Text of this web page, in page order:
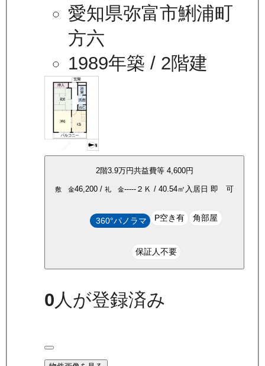
愛知県弥富市鯏浦町
方六
1989年築 / 2階建
2階3.9万円共益費等 4,600円
敷 金46,200 / 礼 金----- ２Ｋ / 40.54㎡ 入居日 即 可
360°パノラマ P空き有 角部屋
保証人不要
0 人が登録済み